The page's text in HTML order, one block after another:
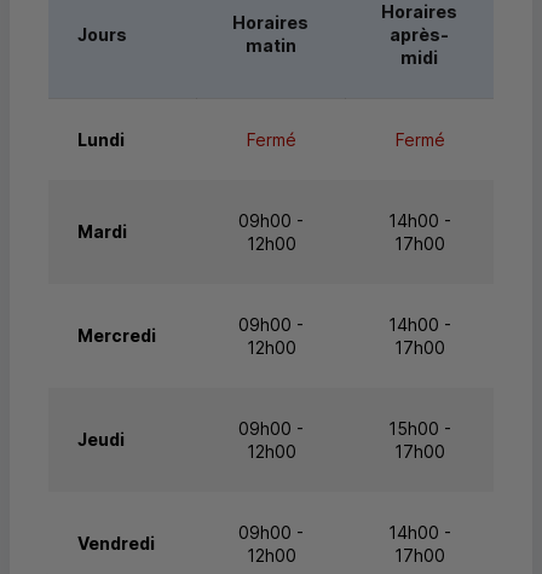
Jours
Horaires
matin
Horaires
après-
midi
Lundi Fermé Fermé
Mardi
09h00 -
12h00
14h00 -
17h00
Mercredi
09h00 -
12h00
14h00 -
17h00
Jeudi
09h00 -
12h00
15h00 -
17h00
Vendredi
09h00 -
12h00
14h00 -
17h00